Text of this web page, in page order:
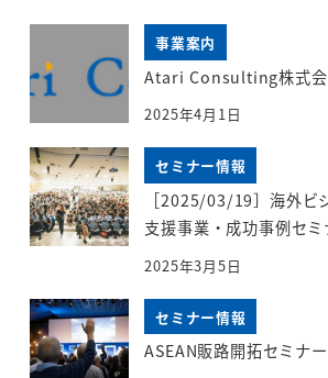
事業案内
Atari Consulting株式会
2025年4月1日
セミナー情報
［2025/03/19］海外ビ
支援事業・成功事例セミ
2025年3月5日
セミナー情報
ASEAN販路開拓セミナ